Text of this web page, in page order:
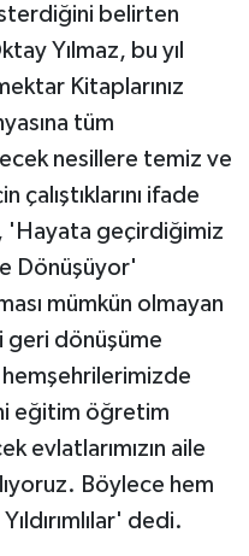
belirten
Yılmaz, bu yıl
Kitaplarınız
tüm
nesillere temiz ve
çalıştıklarını ifade
'Hayata geçirdiğimiz
Dönüşüyor'
mümkün olmayan
geri dönüşüme
hemşehrilerimizde
eğitim öğretim
evlatlarımızın aile
Böylece hem
dedi.